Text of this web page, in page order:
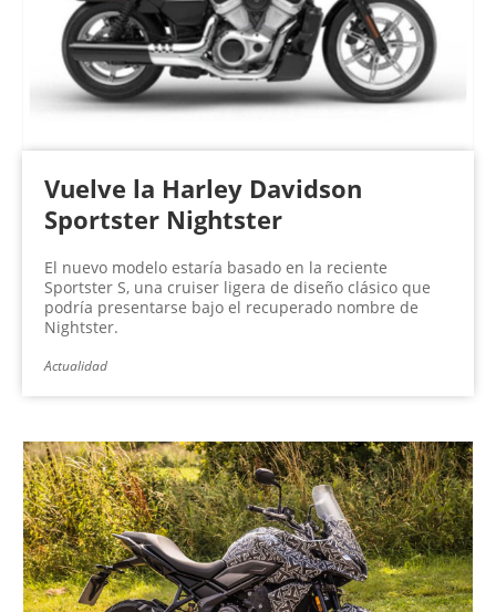
Vuelve la Harley Davidson
Sportster Nightster
El nuevo modelo estaría basado en la reciente
Sportster S, una cruiser ligera de diseño clásico que
podría presentarse bajo el recuperado nombre de
Nightster.
Actualidad